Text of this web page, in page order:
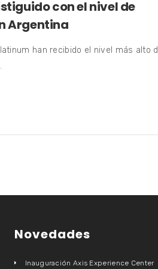
con el nivel de
Argentina
han recibido el nivel más alto
Novedades
Inauguración Axis Experience Center